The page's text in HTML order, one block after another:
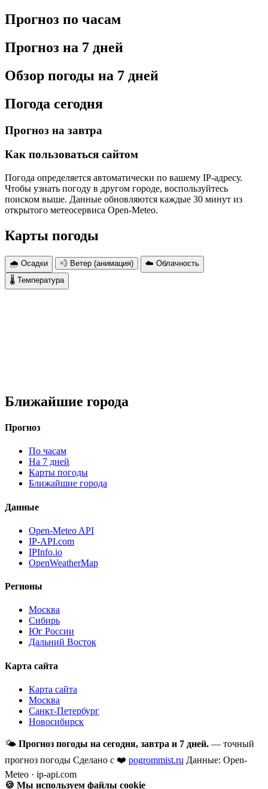
Прогноз по часам
Прогноз на 7 дней
Обзор погоды на 7 дней
Погода сегодня
Прогноз на завтра
Как пользоваться сайтом
Погода определяется автоматически по вашему IP-адресу.
Чтобы узнать погоду в другом городе, воспользуйтесь
поиском выше. Данные обновляются каждые 30 минут из
открытого метеосервиса Open-Meteo.
Карты погоды
🌧 Осадки 💨 Ветер (анимация)
☁️ Облачность
🌡 Температура
Ближайшие города
Прогноз
По часам
На 7 дней
Карты погоды
Ближайшие города
Данные
Open-Meteo API
IP-API.com
IPInfo.io
OpenWeatherMap
Регионы
Москва
Сибирь
Юг России
Дальний Восток
Карта сайта
Карта сайта
Москва
Санкт-Петербург
Новосибирск
🌤 Прогноз погоды на сегодня, завтра и 7 дней. — точный
прогноз погоды Сделано с ❤️ pogrommist.ru Данные: Open-
Meteo · ip-api.com
🍪 Мы используем файлы cookie